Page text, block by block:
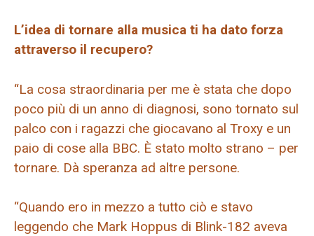
L’idea di tornare alla musica ti ha dato forza
attraverso il recupero?
“La cosa straordinaria per me è stata che dopo
poco più di un anno di diagnosi, sono tornato sul
palco con i ragazzi che giocavano al Troxy e un
paio di cose alla BBC. È stato molto strano – per
tornare. Dà speranza ad altre persone.
“Quando ero in mezzo a tutto ciò e stavo
leggendo che Mark Hoppus di Blink-182 aveva